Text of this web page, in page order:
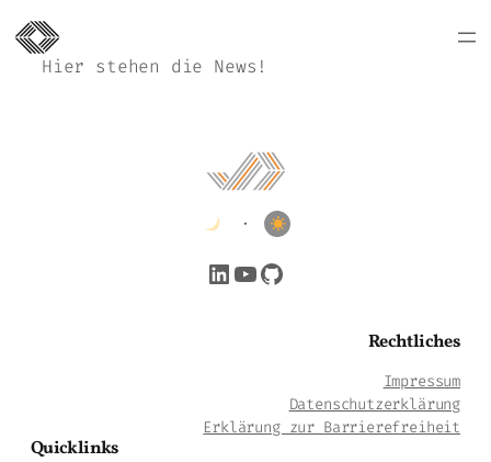
Hier stehen die News!
•
LinkedIn YouTube GitHub
Rechtliches
Impressum
Datenschutzerklärung
Erklärung zur Barrierefreiheit
Quicklinks